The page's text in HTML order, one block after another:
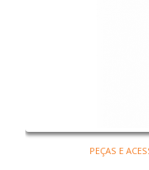
PEÇAS E